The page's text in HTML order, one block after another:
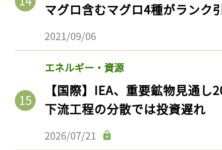
マグロ含むマグロ4種がランク
2021/09/06
エネルギー・資源
【国際】IEA、重要鉱物見通
下流工程の分散では投資遅れ
2026/07/21